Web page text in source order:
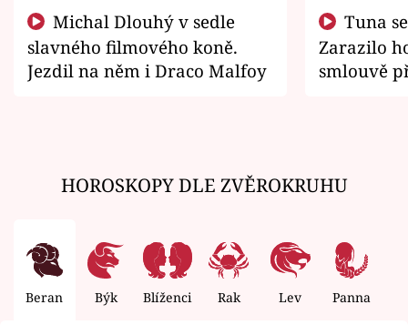
slavného filmového koně.
Jezdil na něm i Draco Malfoy
Zarazilo
smlouvě
HOROSKOPY DLE ZVĚROKRUHU
Beran Býk Blíženci Rak Lev Panna